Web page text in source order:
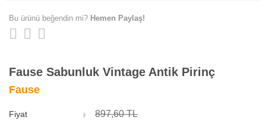
Bu ürünü beğendin mi? Hemen Paylaş!
Fause Sabunluk Vintage Antik Pirinç
Fause
Fiyat 897,60 TL